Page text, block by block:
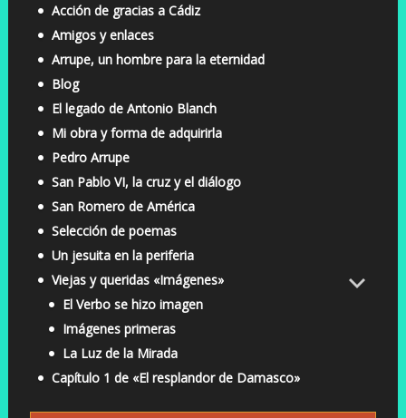
Acción de gracias a Cádiz
Amigos y enlaces
Arrupe, un hombre para la eternidad
Blog
El legado de Antonio Blanch
Mi obra y forma de adquirirla
Pedro Arrupe
San Pablo VI, la cruz y el diálogo
San Romero de América
Selección de poemas
Un jesuita en la periferia
Viejas y queridas «Imágenes»
El Verbo se hizo imagen
Imágenes primeras
La Luz de la Mirada
Capítulo 1 de «El resplandor de Damasco»